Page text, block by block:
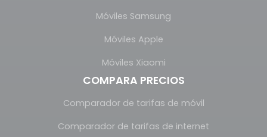
Móviles Samsung
Móviles Apple
Móviles Xiaomi
COMPARA PRECIOS
Comparador de tarifas de móvil
Comparador de tarifas de internet